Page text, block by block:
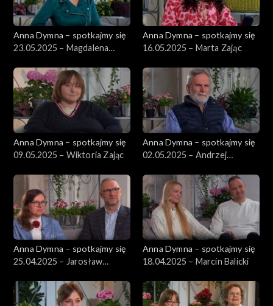
Anna Dymna – spotkajmy się
23.05.2025 – Magdalena
Anna Dymna – spotkajmy się
16.05.2025 – Marta Zając
Anna Dymna – spotkajmy się
09.05.2025 – Wiktoria Zając
Anna Dymna – spotkajmy się
02.05.2025 – Andrzej
Anna Dymna – spotkajmy się
25.04.2025 – Jarosław
Anna Dymna – spotkajmy się
18.04.2025 – Marcin Balicki